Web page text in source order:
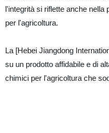
l'integrità si riflette anche nella
per l'agricoltura.
La [Hebei Jiangdong
su un prodotto affidabile e di
chimici per l'agricoltura che